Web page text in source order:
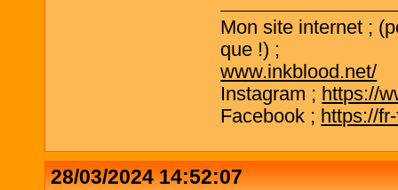
Mon site internet ;
que !) ;
www.inkblood.net/
Instagram ; https://
Facebook ; https://
28/03/2024 14:52:07